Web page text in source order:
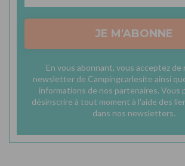
JE M'ABONNE
En vous abonnant, vous acceptez de
newsletter de Campingcarlesite ainsi
informations de nos partenaires. Vous
désinscrire à tout moment à l'aide des
dans nos newsletters.